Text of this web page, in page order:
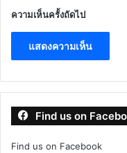
ความเห็นครั้งถัดไป
Find us on
Find us on Facebook